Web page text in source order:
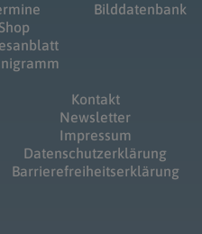
Bilddatenbank
Kontakt
Newsletter
Impressum
Datenschutzerklärung
Barrierefreiheitserklärung